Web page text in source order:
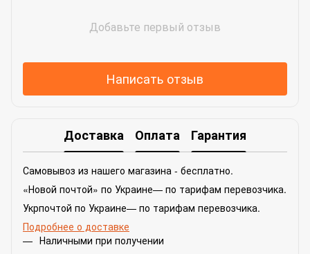
Добавьте первый отзыв
Написать отзыв
Доставка Оплата Гарантия
Самовывоз из нашего магазина - бесплатно.
«Новой почтой» по Украине— по тарифам перевозчика.
Укрпочтой по Украине— по тарифам перевозчика.
Подробнее о доставке
Наличными при получении